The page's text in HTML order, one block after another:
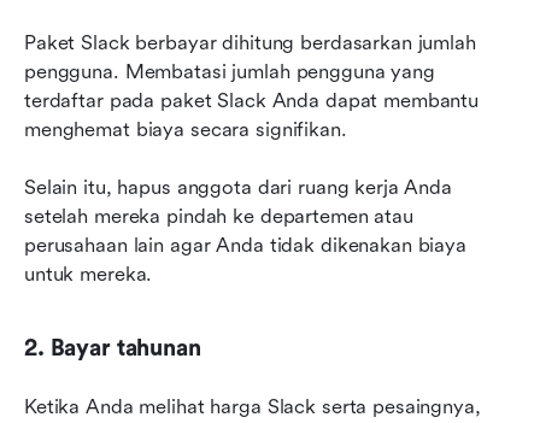
Paket Slack berbayar dihitung berdasarkan jumlah
pengguna. Membatasi jumlah pengguna yang
terdaftar pada paket Slack Anda dapat membantu
menghemat biaya secara signifikan.
Selain itu, hapus anggota dari ruang kerja Anda
setelah mereka pindah ke departemen atau
perusahaan lain agar Anda tidak dikenakan biaya
untuk mereka.
2. Bayar tahunan
Ketika Anda melihat harga Slack serta pesaingnya,